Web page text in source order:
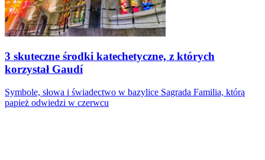
3 skuteczne środki katechetyczne, z których
korzystał Gaudí
Symbole, słowa i świadectwo w bazylice Sagrada Familia, którą
papież odwiedzi w czerwcu